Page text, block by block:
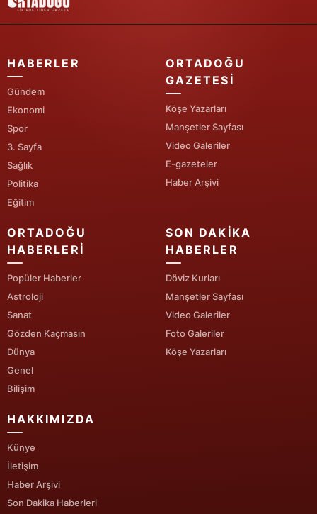
Karaman
Batman
Şırnak
Ardahan
Karabük
Kilis
Osmaniye
Düzce
HABERLER
Gündem
Ekonomi
Spor
3. Sayfa
Sağlık
Politika
Eğitim
ORTADOĞU
GAZETESI
Köşe Yazarları
Manşetler Sayfası
Video Galeriler
E-gazeteler
Haber Arşivi
ORTADOĞU
HABERLERI
Popüler Haberler
Astroloji
Sanat
Gözden Kaçmasın
Dünya
Genel
Bilişim
SON DAKIKA
HABERLER
Döviz Kurları
Manşetler Sayfası
Video Galeriler
Foto Galeriler
Köşe Yazarları
HAKKIMIZDA
Künye
İletişim
Haber Arşivi
Son Dakika Haberleri